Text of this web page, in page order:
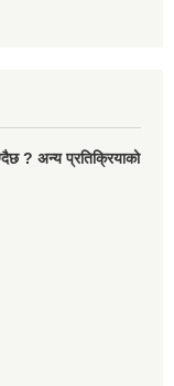
? अन्य प्रतिक्रियाको